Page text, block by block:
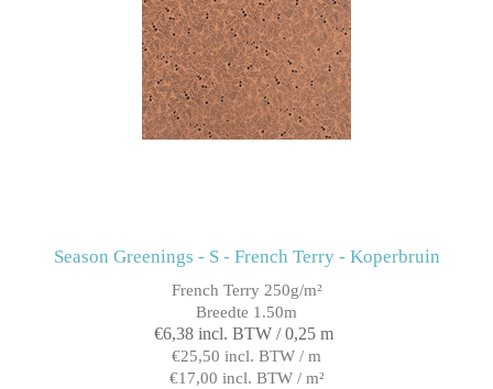
Season Greenings - S - French Terry - Koperbruin
French Terry 250g/m²
Breedte 1.50m
€6,38 incl. BTW / 0,25 m
€25,50 incl. BTW / m
€17,00 incl. BTW / m²